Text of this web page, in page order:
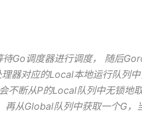
Go调度器进行调度， 随后
器对应的Local本地运行队列
断从P的Local队列中无锁地取
再从Global队列中获取一个G，